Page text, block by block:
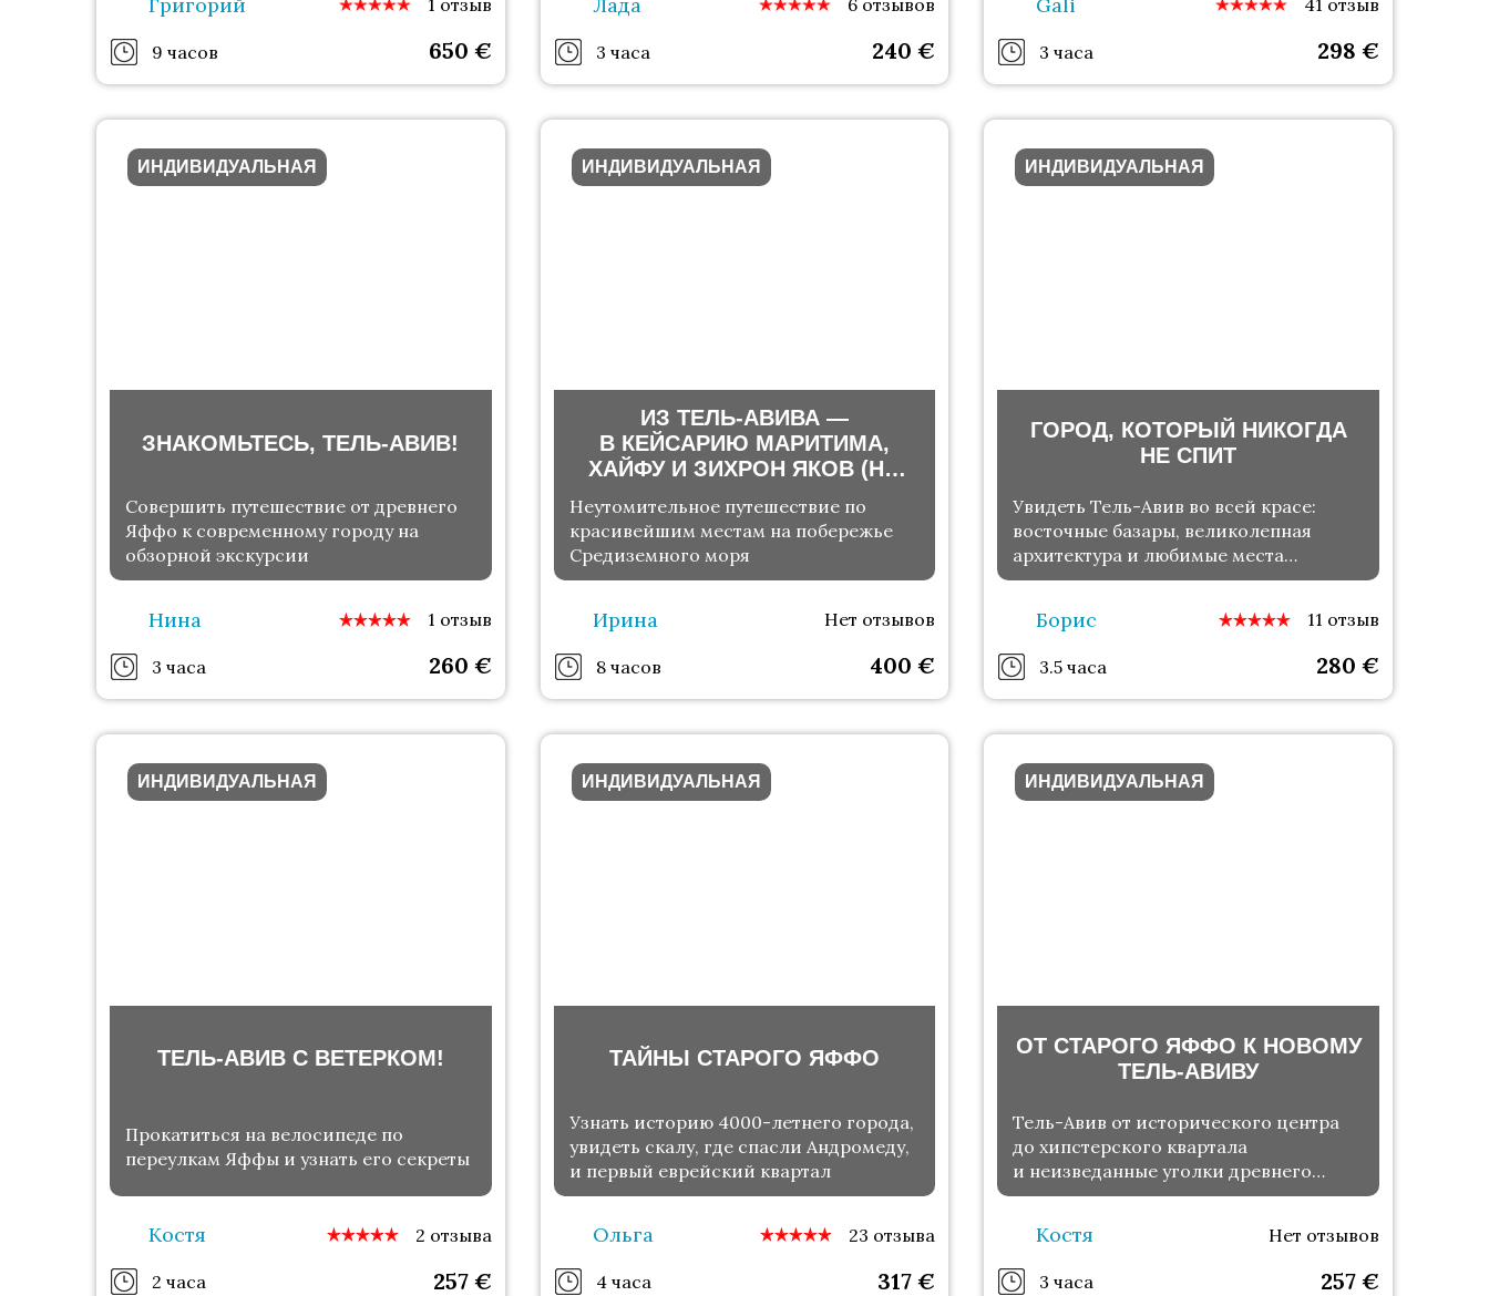
1 отзыв
9 часов 650 €
6 отзывов
3 часа 240€
41 отзыв
3 часа 298 €
ИНДИВИДУАЛЬНАЯ
ЗНАКОМЬТЕСЬ, ТЕЛЬ-АВИВ!
Совершить путешествие от древнего
Яффо к современному городу на
обзорной экскурсии
Нина 1 отзыв
3 часа 260 €
ИНДИВИДУАЛЬНАЯ
ИЗ ТЕЛЬ-АВИВА —
В КЕЙСАРИЮ МАРИТИМА,
ХАЙФУ И ЗИХРОН ЯКОВ (НА
Неутомительное путешествие по
красивейшим местам на побережье
Средиземного моря
Ирина Нет отзывов
8 часов 400€
ИНДИВИДУАЛЬНАЯ
ГОРОД, КОТОРЫЙ НИКОГДА
НЕ СПИТ
Увидеть Тель-Авив во всей красе:
восточные базары, великолепная
архитектура и любимые места
жителей
Борис 11 отзыв
3.5 часа 280 €
ИНДИВИДУАЛЬНАЯ
ТЕЛЬ-АВИВ С ВЕТЕРКОМ!
Прокатиться на велосипеде по
переулкам Яффы и узнать его секреты
Костя 2 отзыва
2 часа 257 €
ИНДИВИДУАЛЬНАЯ
ТАЙНЫ СТАРОГО ЯФФО
Узнать историю 4000-летнего города,
увидеть скалу, где спасли Андромеду,
и первый еврейский квартал
Ольга 23 отзыва
4 часа 317€
ИНДИВИДУАЛЬНАЯ
ОТ СТАРОГО ЯФФО К НОВОМУ
ТЕЛЬ-АВИВУ
Тель-Авив от исторического центра
до хипстерского квартала
и неизведанные уголки древнего
города
Костя Нет отзывов
3 часа 257 €